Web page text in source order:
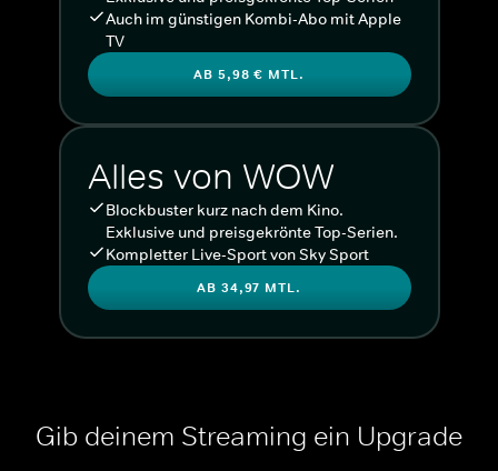
Auch im günstigen Kombi-Abo mit Apple
TV
AB 5,98 € MTL.
Alles von WOW
Blockbuster kurz nach dem Kino.
Exklusive und preisgekrönte Top-Serien.
Kompletter Live-Sport von Sky Sport
AB 34,97 MTL.
Gib deinem Streaming ein Upgrade